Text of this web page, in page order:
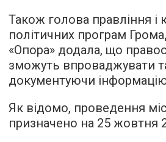
Також голова правління і
політичних програм
«Опора» додала, що
зможуть впроваджувати
документуючи
Як відомо, проведення
призначено на 25 жовтня